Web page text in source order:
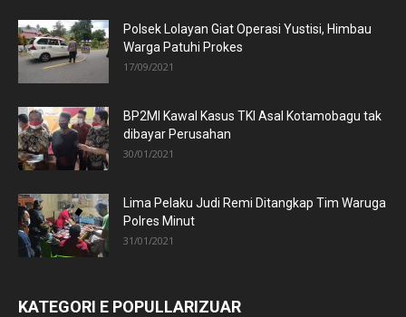
Polsek Lolayan Giat Operasi Yustisi, Himbau
Warga Patuhi Prokes
17/09/2021
BP2MI Kawal Kasus TKI Asal Kotamobagu tak
dibayar Perusahan
30/01/2021
Lima Pelaku Judi Remi Ditangkap Tim Waruga
Polres Minut
31/01/2021
KATEGORI E POPULLARIZUAR